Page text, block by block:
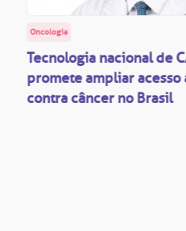
Oncologia
Tecnologia nacional de
promete ampliar acesso
contra câncer no Brasil